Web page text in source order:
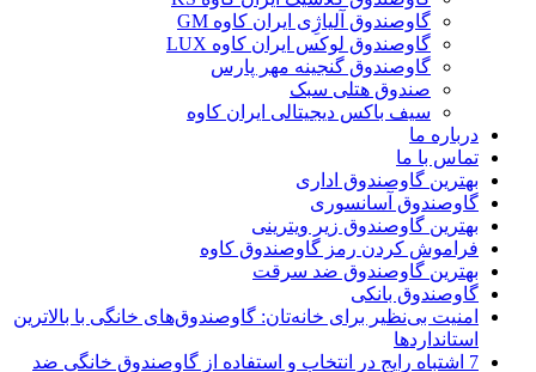
گاوصندوق آلیاژِی ایران کاوه GM
گاوصندوق لوکس ایران کاوه LUX
گاوصندوق گنجینه مهر پارس
صندوق هتلی سبک
سیف باکس دیجیتالی ایران کاوه
درباره ما
تماس با ما
بهترین گاوصندوق اداری
گاوصندوق آسانسوری
بهترین گاوصندوق زیر ویترینی
فراموش کردن رمز گاوصندوق کاوه
بهترین گاوصندوق ضد سرقت
گاوصندوق بانکی
امنیت بی‌نظیر برای خانه‌تان: گاوصندوق‌های خانگی با بالاترین
استانداردها
7 اشتباه رایج در انتخاب و استفاده از گاوصندوق خانگی ضد